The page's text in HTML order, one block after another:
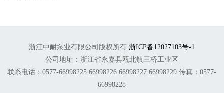
浙江中耐泵业有限公司版权所有 浙ICP备12027103号-1
公司地址：浙江省永嘉县瓯北镇三桥工业区
联系电话：0577-66998225 66998226 66998227 66998229 传真：0577-
66998228